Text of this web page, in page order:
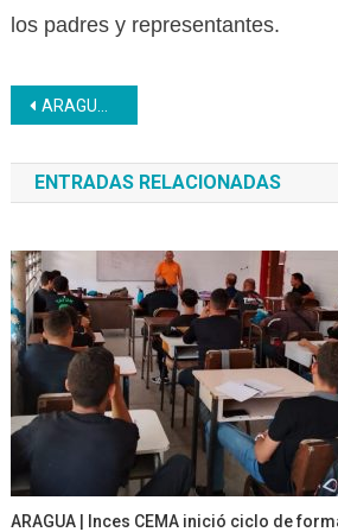
los padres y representantes.
Navegación
de
entradas
ARAGUA | El Inces avanza hacia el uso consciente de las redes sociales
ENTRADAS RELACIONADAS
ARAGUA | Inces CEMA inició ciclo de